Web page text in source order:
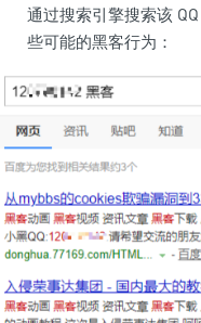
通过搜索引擎搜索该
些可能的黑客行为：